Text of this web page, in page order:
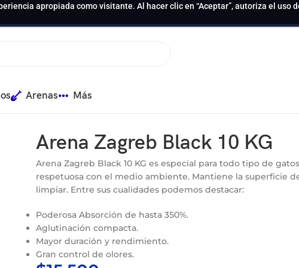
apropiada como visitante. Al hacer clic en “Aceptar”, autoriza el uso
Arenas Más
Arena Zagreb Black 10 KG
Arena Zagreb Black 10 KG es especial para todo tipo de
respetuosa con el medio ambiente. Mantiene la superficie
limpiar. Entre sus cualidades podemos destacar:
Poderosa Absorción de hasta 350%.
Aglutinación compacta.
Mayor duración y rendimiento.
Gran control de olores.